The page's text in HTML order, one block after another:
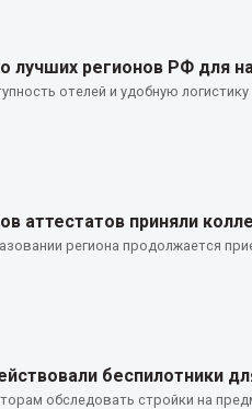
лучших регионов РФ для
отелей и удобную логистику
аттестатов приняли
региона продолжается
беспилотники
обследовать стройки на